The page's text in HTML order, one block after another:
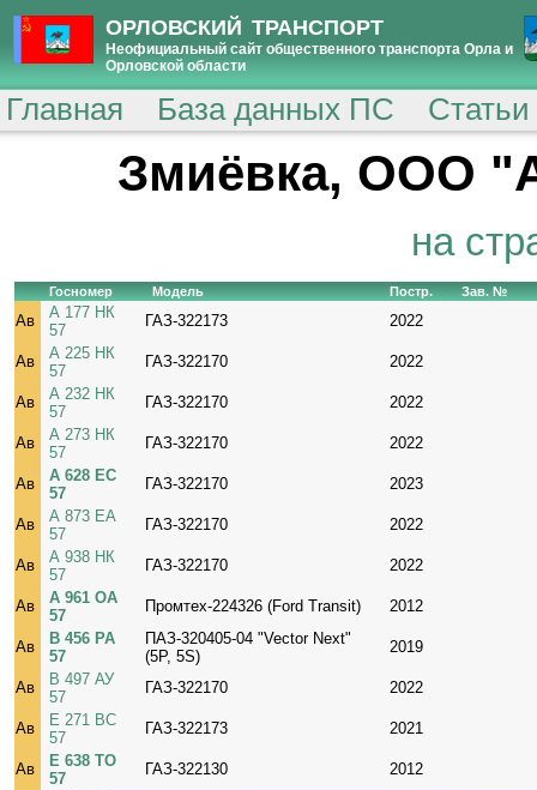
ОРЛОВСКИЙ ТРАНСПОРТ
Неофициальный сайт общественного транспорта Орла и
Орловской области
Главная База данных ПС
Змиёвка, ООО
на
Госномер Модель Постр. Зав. №
Ав
А 177 НК
57
ГАЗ-322173 2022
Ав
А 225 НК
57
ГАЗ-322170 2022
Ав
А 232 НК
57
ГАЗ-322170 2022
Ав
А 273 НК
57
ГАЗ-322170 2022
Ав
А 628 ЕС
57
ГАЗ-322170 2023
Ав
А 873 ЕА
57
ГАЗ-322170 2022
Ав
А 938 НК
57
ГАЗ-322170 2022
Ав
А 961 ОА
57
Промтех-224326 (Ford Transit) 2012
Ав
В 456 РА
57
ПАЗ-320405-04 "Vector Next"
(5P, 5S)
2019
Ав
В 497 АУ
57
ГАЗ-322170 2022
Ав
Е 271 ВС
57
ГАЗ-322173 2021
Ав
Е 638 ТО
57
ГАЗ-322130 2012